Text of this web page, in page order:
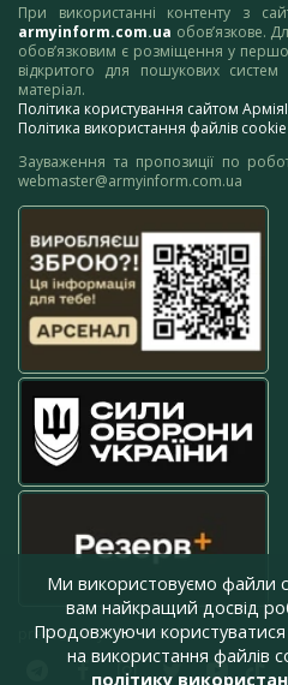
При використанні контенту з
armyinform.com.ua обов’язкове.
обов’язковим є розміщення у
відкритого для пошукових
матеріал.
Політика користування сайтом
Політика використання файлів cookie
Зауваження та пропозиції по
webmaster@armyinform.com.ua
press@armyinform.com.ua
Ми використовуємо файли
вам найкращий досвід
Продовжуючи
на використання файлів
політику